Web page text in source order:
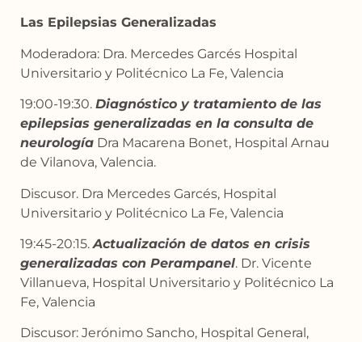
Las Epilepsias Generalizadas
Moderadora: Dra. Mercedes Garcés Hospital
Universitario y Politécnico La Fe, Valencia
19:00-19:30. Diagnóstico y tratamiento de las
epilepsias generalizadas en la consulta de
neurología Dra Macarena Bonet, Hospital Arnau
de Vilanova, Valencia.
Discusor. Dra Mercedes Garcés, Hospital
Universitario y Politécnico La Fe, Valencia
19:45-20:15.Actualización de datos en crisis
generalizadas con Perampanel. Dr. Vicente
Villanueva, Hospital Universitario y Politécnico La
Fe, Valencia
Discusor: Jerónimo Sancho, Hospital General,